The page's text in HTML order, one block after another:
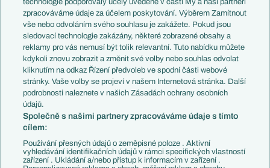
PL v kostce
Evropské koeficienty
Přestupy
Přestupové spekulace
Zranění
Kluby
Arsenal FC
Chelsea FC
Manchester United
AC Milán
Juventus FC
Bayern Mnichov
FC Barcelona
Argentina
Brazílie
Přestupy
Zápasy
Livescore
Tipovací soutěž
technologie podporovaly účely uvedené v části My a naši partneři
zpracováváme údaje za účelem poskytování. Výběrem Zamítnout
vše nebo odvoláním svého souhlasu je zakážete. Pokud jsou
sledovací technologie zakázány, některé zobrazené obsahy a
reklamy pro vás nemusí být tolik relevantní. Tuto nabídku můžete
kdykoli znovu zobrazit a změnit své volby nebo souhlas odvolat
kliknutím na odkaz Řízení předvoleb ve spodní části webové
stránky. Vaše volby se projeví v našem Internetová stránka. Další
podrobnosti naleznete v našich Zásadách ochrany osobních
údajů.
Společně s našimi partnery zpracováváme údaje s tímto
cílem:
Používání přesných údajů o zeměpisné poloze . Aktivní
vyhledávání identifikačních údajů v rámci specifických vlastností
zařízení . Ukládání a/nebo přístup k informacím v zařízení .